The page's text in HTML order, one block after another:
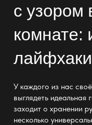
с узором
комнате:
лайфхаки
У каждого из нас
выглядеть идеальная
заходит о хранении
несколько